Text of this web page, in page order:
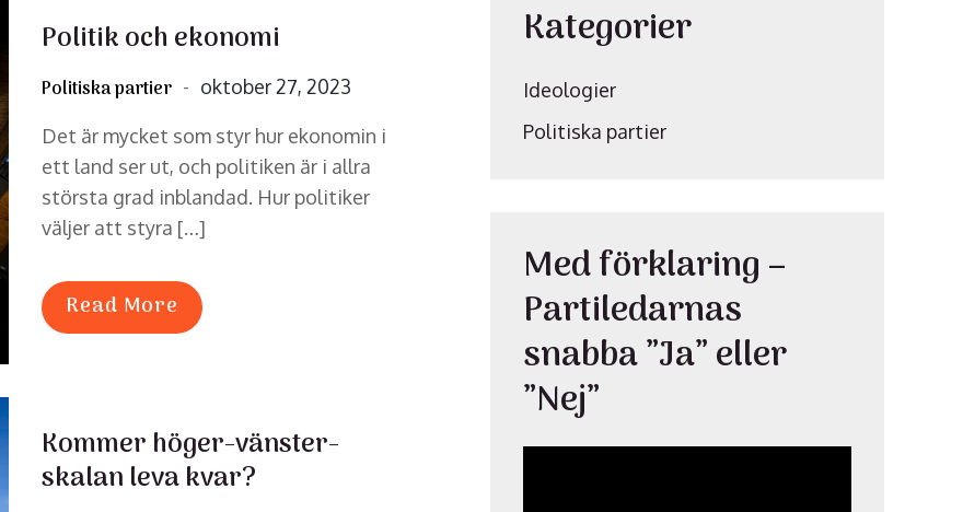
Politik och ekonomi
Politiska partier
Posted
oktober 27, 2023
Det är mycket som styr hur ekonomin i
ett land ser ut, och politiken är i allra
största grad inblandad. Hur politiker
väljer att styra […]
Read More
Kommer höger-vänster-
skalan leva kvar?
Kategorier
Ideologier
Politiska partier
Med förklaring –
Partiledarnas
snabba ”Ja” eller
”Nej”